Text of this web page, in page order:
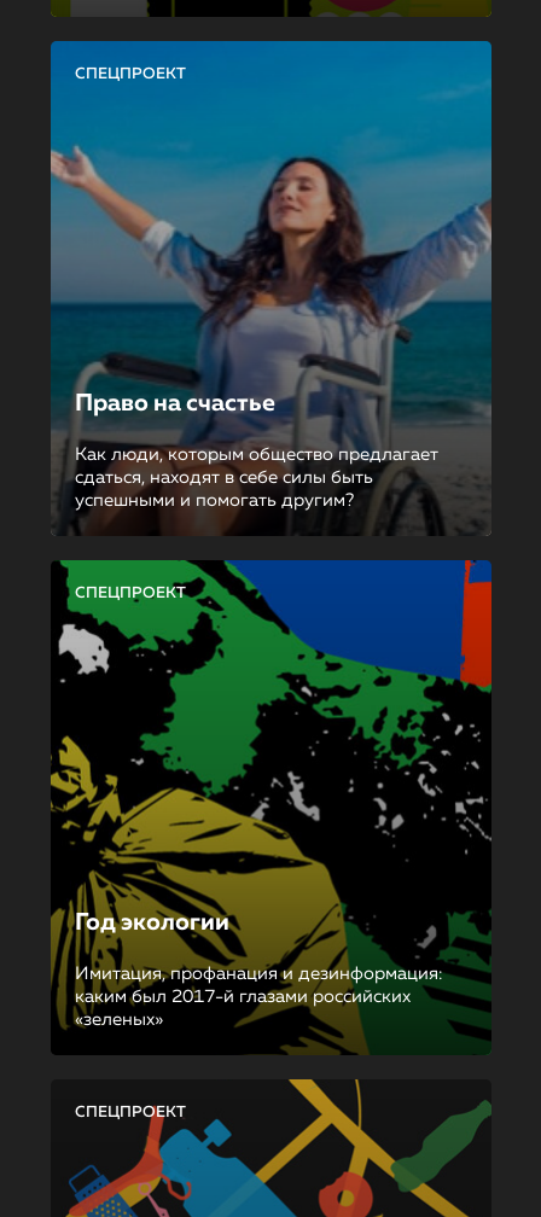
СПЕЦПРОЕКТ
Право на счастье
Как люди, которым общество предлагает
сдаться, находят в себе силы быть
успешными и помогать другим?
СПЕЦПРОЕКТ
Год экологии
Имитация, профанация и дезинформация:
каким был 2017-й глазами российских
«зеленых»
СПЕЦПРОЕКТ